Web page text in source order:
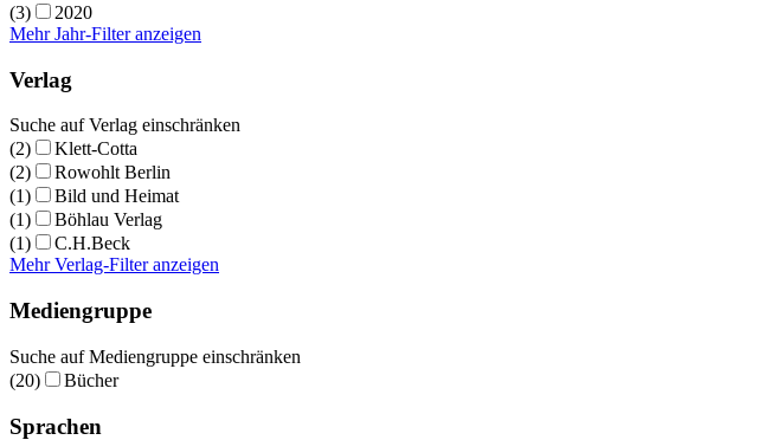
(3)
2020
Mehr Jahr-Filter anzeigen
Verlag
Suche auf Verlag einschränken
(2)
Klett-Cotta
(2)
Rowohlt Berlin
(1)
Bild und Heimat
(1)
Böhlau Verlag
(1)
C.H.Beck
Mehr Verlag-Filter anzeigen
Mediengruppe
Suche auf Mediengruppe einschränken
(20)
Bücher
Sprachen